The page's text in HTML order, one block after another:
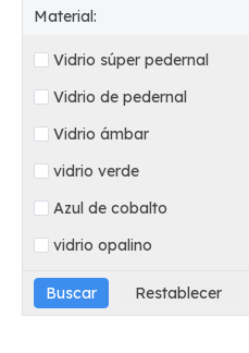
Material:
Vidrio súper pedernal
Vidrio de pedernal
Vidrio ámbar
vidrio verde
Azul de cobalto
vidrio opalino